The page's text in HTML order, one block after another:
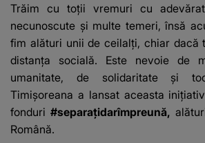
Trăim cu toții vremuri cu
necunoscute și multe temeri, însă
fim alături unii de ceilalți, chiar dacă
distanța socială. Este nevoie de
umanitate, de solidaritate și
Timișoreana a lansat aceasta
fonduri #separațidarîmpreună,
Română.